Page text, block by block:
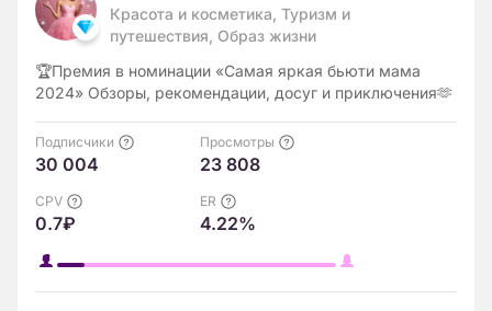
Красота и косметика, Туризм и
путешествия, Образ жизни
🏆Премия в номинации «Самая яркая бьюти мама
2024» Обзоры, рекомендации, досуг и приключения🫶
Подписчики
30 004
Просмотры
23 808
CPV
0.7₽
ER
4.22%